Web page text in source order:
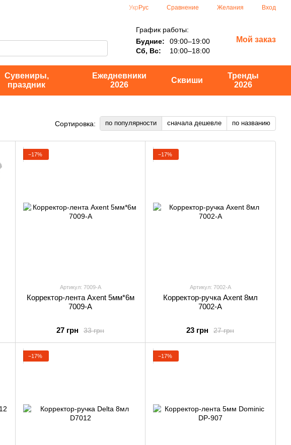
Укр Рус Сравнение Желания Вход
График работы:
Будние:
09:00–19:00
Сб, Вс:
10:00–18:00
Мой заказ
Сувениры,
праздник
Ежедневники
2026
Сквиши
Тренды
2026
Сортировка: по популярности сначала дешевле по названию
−17%
Артикул: 7009-А
Корректор-лента Axent 5мм*6м
7009-А
33 грн
27 грн
−17%
Артикул: 7002-A
Корректор-ручка Axent 8мл
7002-A
27 грн
23 грн
−17% −17%